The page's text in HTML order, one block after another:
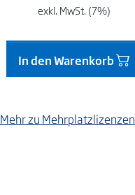
exkl. MwSt. (7%)
In den Warenkorb
Mehr zu Mehrplatzlizenzen